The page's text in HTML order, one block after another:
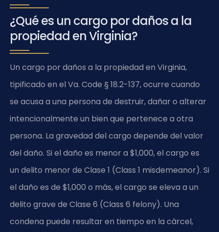
¿Qué es un cargo por daños a la
propiedad en Virginia?
Un cargo por daños a la propiedad en Virginia,
tipificado en el Va. Code § 18.2-137, ocurre cuando
se acusa a una persona de destruir, dañar o alterar
intencionalmente un bien que pertenece a otra
persona. La gravedad del cargo depende del valor
del daño. Si el daño es menor a $1,000, el cargo es
un delito menor de Clase 1 (Class 1 misdemeanor). Si
el daño es de $1,000 o más, el cargo se eleva a un
delito grave de Clase 6 (Class 6 felony). Una
condena puede resultar en tiempo en la cárcel,